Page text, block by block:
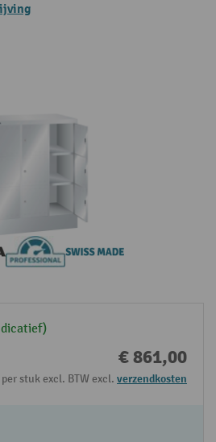
€ 861,00
per stuk excl. BTW excl. verzendkosten